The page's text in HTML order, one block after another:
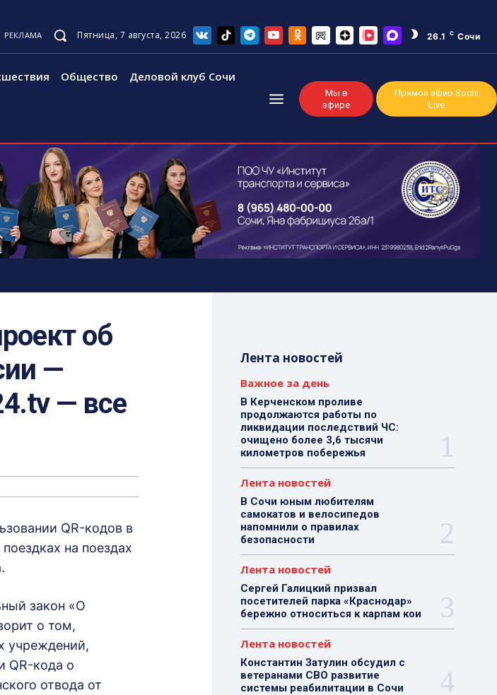
РЕКЛАМА Пятница, 7 августа, 2026 26.1 C Сочи
Общество Деловой клуб Сочи
Мы в
эфире
Прямой эфир Sochi
Live
об
—
— все
QR-кодов в
на поездах
закон «О
о том,
учреждений,
QR-кода о
отвода от
Лента новостей
Важное за день
В Керченском проливе
продолжаются работы по
ликвидации последствий ЧС:
очищено более 3,6 тысячи
километров побережья
Лента новостей
В Сочи юным любителям
самокатов и велосипедов
напомнили о правилах
безопасности
Лента новостей
Сергей Галицкий призвал
посетителей парка «Краснодар»
бережно относиться к карпам кои
Лента новостей
Константин Затулин обсудил с
ветеранами СВО развитие
системы реабилитации в Сочи